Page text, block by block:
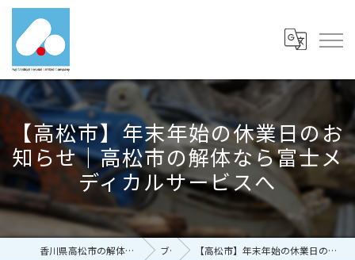
【高松市】年末年始の休業日のお
知らせ｜高松市の解体なら富士メ
ディカルサービスへ
香川県高松市の解体なら有限会社富士メディカルサービス ブログ 【高松市】年末年始の休業日のお知らせ｜高松市の解体なら富士メディカルサービスへ